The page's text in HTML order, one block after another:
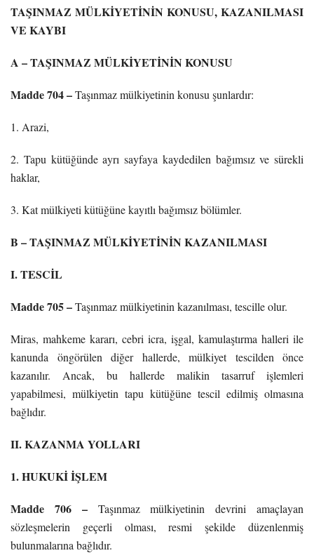
TAŞINMAZ MÜLKİYETİNİN KONUSU, KAZANILMASI
VE KAYBI
A – TAŞINMAZ MÜLKİYETİNİN KONUSU
Madde 704 –Taşınmaz mülkiyetinin konusu şunlardır:
1. Arazi,
2. Tapu kütüğünde ayrı sayfaya kaydedilen bağımsız ve sürekli
haklar,
3. Kat mülkiyeti kütüğüne kayıtlı bağımsız bölümler.
B – TAŞINMAZ MÜLKİYETİNİN KAZANILMASI
I. TESCİL
Madde 705 –Taşınmaz mülkiyetinin kazanılması, tescille olur.
Miras, mahkeme kararı, cebri icra, işgal, kamulaştırma halleri ile
kanunda öngörülen diğer hallerde, mülkiyet tescilden önce
kazanılır. Ancak, bu hallerde malikin tasarruf işlemleri
yapabilmesi, mülkiyetin tapu kütüğüne tescil edilmiş olmasına
bağlıdır.
II. KAZANMA YOLLARI
1. HUKUKİ İŞLEM
Madde 706 – Taşınmaz mülkiyetinin devrini amaçlayan
sözleşmelerin geçerli olması, resmi şekilde düzenlenmiş
bulunmalarına bağlıdır.